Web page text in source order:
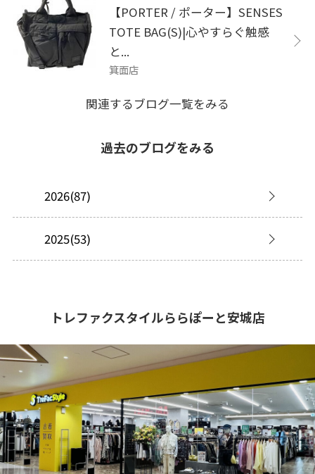
【PORTER / ポーター】SENSES
TOTE BAG(S)|心やすらぐ触感
と...
箕面店
関連するブログ一覧をみる
過去のブログをみる
2026(87)
2025(53)
トレファクスタイルららぽーと安城店